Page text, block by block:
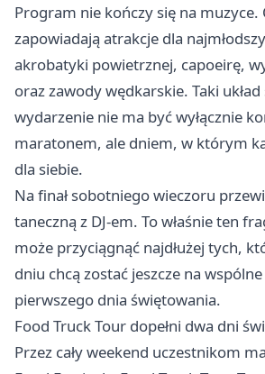
Program nie kończy się na
zapowiadają atrakcje dla
akrobatyki powietrznej, capoeirę,
oraz zawody wędkarskie. Taki
wydarzenie nie ma być wyłącznie
maratonem, ale dniem, w którym
dla siebie.
Na finał sobotniego wieczoru
taneczną z DJ-em. To właśnie ten
może przyciągnąć najdłużej tych,
dniu chcą zostać jeszcze na
pierwszego dnia świętowania.
Food Truck Tour dopełni dwa dni
Przez cały weekend uczestnikom